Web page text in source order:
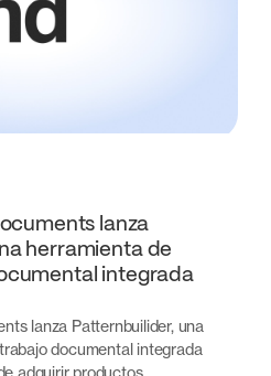
lanza
herramienta de
integrada
lanza Patternbuilider, una
documental integrada
adquirir productos,